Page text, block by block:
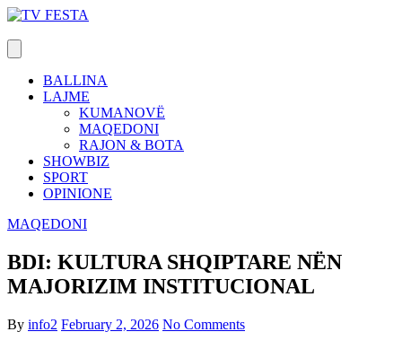
Skip
content
BALLINA
LAJME
KUMANOVË
MAQEDONI
RAJON & BOTA
SHOWBIZ
SPORT
OPINIONE
MAQEDONI
BDI: KULTURA SHQIPTARE NËN
MAJORIZIM INSTITUCIONAL
By info2 February 2, 2026 No Comments